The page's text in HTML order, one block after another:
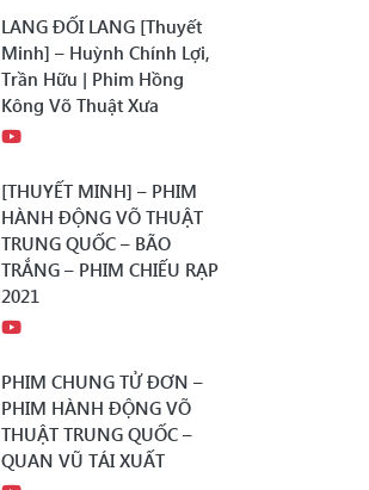
LANG ĐỐI LANG [Thuyết
Minh] – Huỳnh Chính Lợi,
Trần Hữu | Phim Hồng
Kông Võ Thuật Xưa
[THUYẾT MINH] – PHIM
HÀNH ĐỘNG VÕ THUẬT
TRUNG QUỐC – BÃO
TRẮNG – PHIM CHIẾU RẠP
2021
PHIM CHUNG TỬ ĐƠN –
PHIM HÀNH ĐỘNG VÕ
THUẬT TRUNG QUỐC –
QUAN VŨ TÁI XUẤT